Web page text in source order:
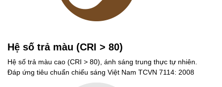
Hệ số trả màu (CRI > 80)
Hệ số trả màu cao (CRI > 80), ánh sáng trung thực tự nhiên.
Đáp ứng tiêu chuẩn chiếu sáng Việt Nam TCVN 7114: 2008